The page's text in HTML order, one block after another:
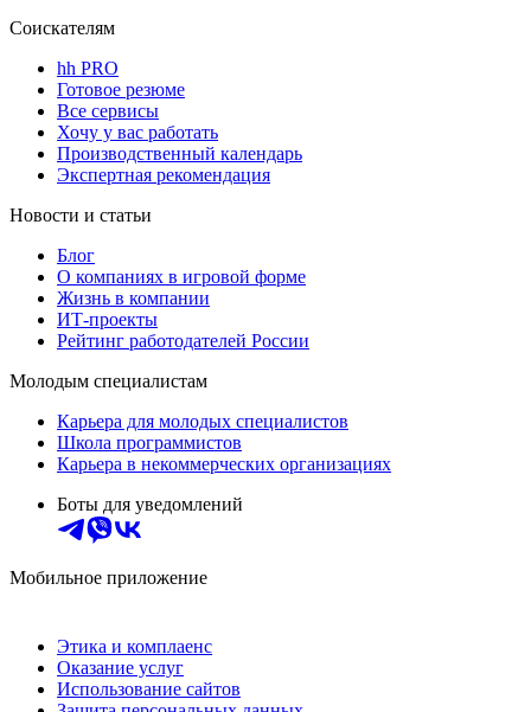
Соискателям
hh PRO
Готовое резюме
Все сервисы
Хочу у вас работать
Производственный календарь
Экспертная рекомендация
Новости и статьи
Блог
О компаниях в игровой форме
Жизнь в компании
ИТ-проекты
Рейтинг работодателей России
Молодым специалистам
Карьера для молодых специалистов
Школа программистов
Карьера в некоммерческих организациях
Боты для уведомлений
Мобильное приложение
Этика и комплаенс
Оказание услуг
Использование сайтов